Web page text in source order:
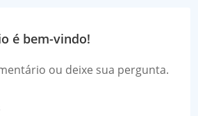
é bem-vindo!
ou deixe sua pergunta.